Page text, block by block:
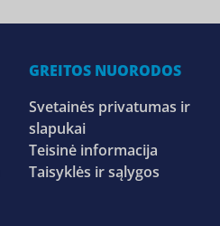
GREITOS NUORODOS
Svetainės privatumas ir
slapukai
Teisinė informacija
Taisyklės ir sąlygos